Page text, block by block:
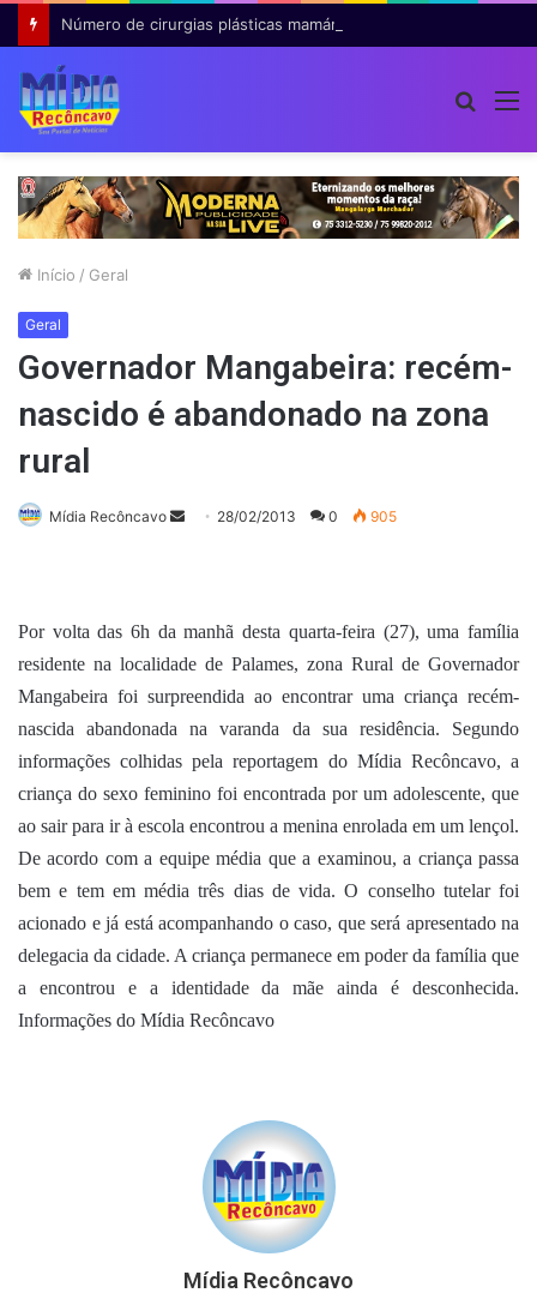
Início / Geral
Geral
Governador Mangabeira: recém-
nascido é abandonado na zona
rural
Mídia Recôncavo
Mande28/02/2013 0 905
Por volta das 6h da manhã desta quarta-feira (27), uma família
residente na localidade de Palames, zona Rural de Governador
Mangabeira foi surpreendida ao encontrar uma criança recém-
nascida abandonada na varanda da sua residência. Segundo
informações colhidas pela reportagem do Mídia Recôncavo, a
criança do sexo feminino foi encontrada por um adolescente, que
ao sair para ir à escola encontrou a menina enrolada em um lençol.
De acordo com a equipe média que a examinou, a criança passa
bem e tem em média três dias de vida. O conselho tutelar foi
acionado e já está acompanhando o caso, que será apresentado na
delegacia da cidade. A criança permanece em poder da família que
a encontrou e a identidade da mãe ainda é desconhecida.
Informações do Mídia Recôncavo
Mídia Recôncavo